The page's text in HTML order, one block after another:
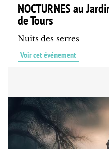
NOCTURNES au
de Tours
Nuits des serres
Voir cet événement